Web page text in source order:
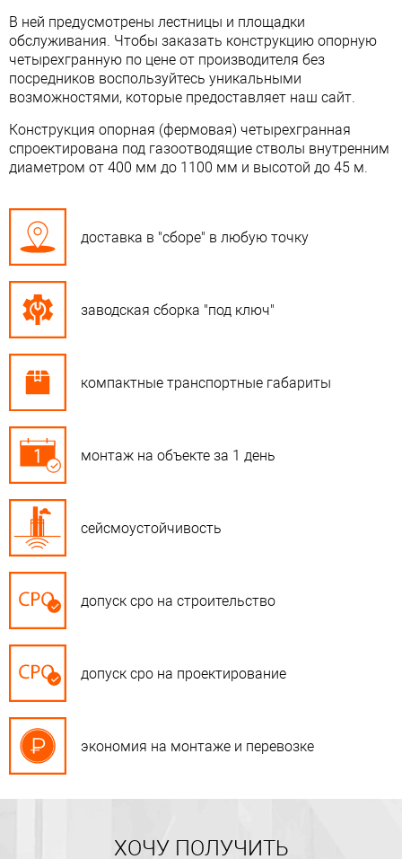
В ней предусмотрены лестницы и площадки
обслуживания. Чтобы заказать конструкцию опорную
четырехгранную по цене от производителя без
посредников воспользуйтесь уникальными
возможностями, которые предоставляет наш сайт.
Конструкция опорная (фермовая) четырехгранная
спроектирована под газоотводящие стволы внутренним
диаметром от 400 мм до 1100 мм и высотой до 45 м.
доставка в "сборе" в любую точку
заводская сборка "под ключ"
компактные транспортные габариты
монтаж на объекте за 1 день
сейсмоустойчивость
допуск сро на строительство
допуск сро на проектирование
экономия на монтаже и перевозке
ХОЧУ ПОЛУЧИТЬ